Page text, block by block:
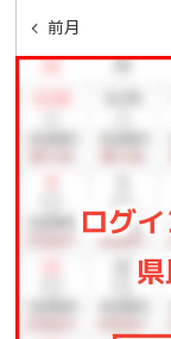
ッドツインをご
※愛犬とご宿泊
ラックスツイン
※お子様料金
6～12歳 ：大
3～6歳：大人
0～2歳：添い
前月